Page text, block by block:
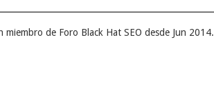
de Foro Black Hat SEO desde Jun 2014.